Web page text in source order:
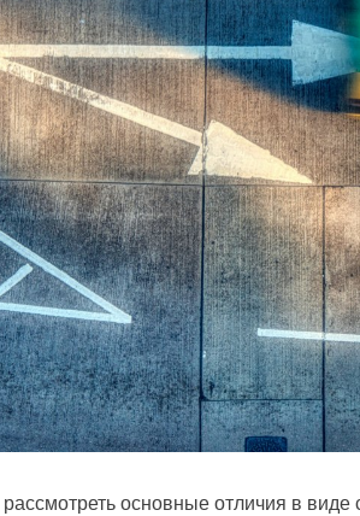
основные отличия в виде